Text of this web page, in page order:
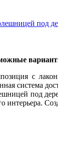
с
система
под
интерьера.